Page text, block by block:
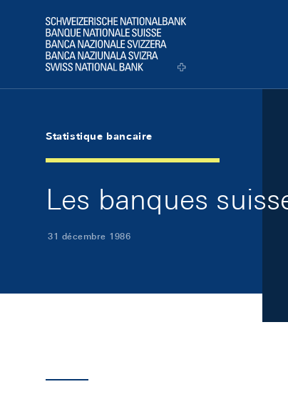
Logo
Statistique bancaire
Les banques
31 décembre 1986